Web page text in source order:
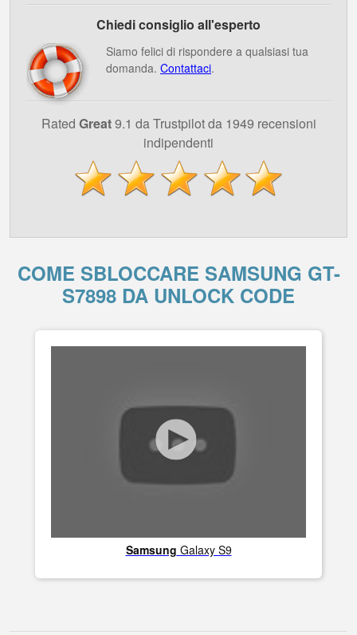
Chiedi consiglio all'esperto
Siamo felici di rispondere a qualsiasi tua
domanda. Contattaci.
Rated Great9.1 da Trustpilot da 1949 recensioni
indipendenti
COME SBLOCCARE SAMSUNG GT-
S7898 DA UNLOCK CODE
Samsung Galaxy S9